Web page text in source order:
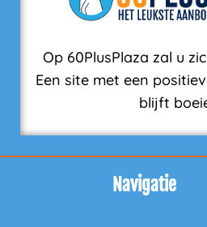
Op 60PlusPlaza zal u
Een site met een
blijft
Navigatie